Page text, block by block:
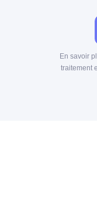
En savoir
traitement